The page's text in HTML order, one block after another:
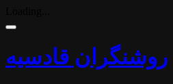
روشنگران قادسیه